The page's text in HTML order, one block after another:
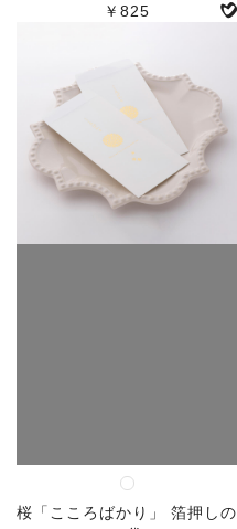
￥825
桜「こころばかり」 箔押しの